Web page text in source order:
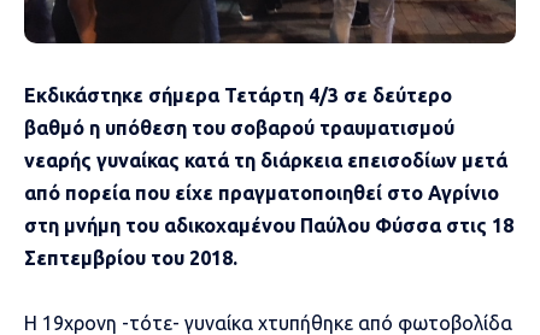
Εκδικάστηκε σήμερα Τετάρτη 4/3 σε δεύτερο
βαθμό η υπόθεση του σοβαρού τραυματισμού
νεαρής γυναίκας κατά τη διάρκεια επεισοδίων μετά
από πορεία που είχε πραγματοποιηθεί στο Αγρίνιο
στη μνήμη του αδικοχαμένου Παύλου Φύσσα στις 18
Σεπτεμβρίου του 2018.
Η 19χρονη -τότε- γυναίκα χτυπήθηκε από φωτοβολίδα